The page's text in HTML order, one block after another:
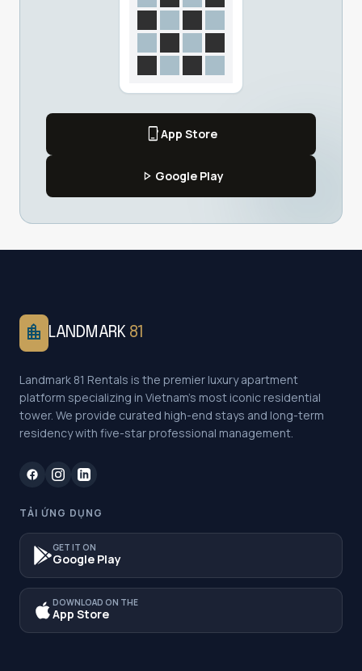
phone_iphoneApp Store
play_arrow Google Play
location_city LANDMARK 81
Landmark 81 Rentals is the premier luxury apartment
platform specializing in Vietnam's most iconic residential
tower. We provide curated high-end stays and long-term
residency with five-star professional management.
TẢI ỨNG DỤNG
GET IT ON
Google Play
DOWNLOAD ON THE
App Store